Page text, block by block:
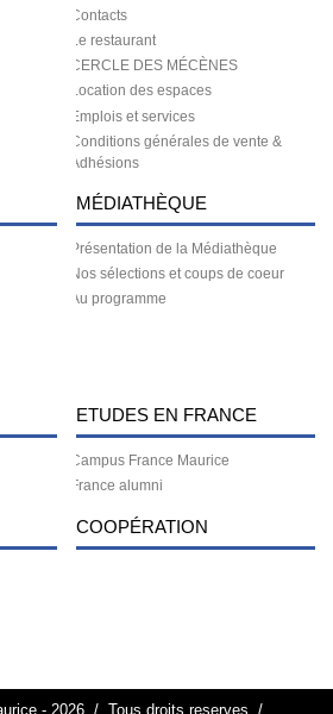
Contacts
Le restaurant
CERCLE DES MÉCÈNES
Location des espaces
Emplois et services
Conditions générales de vente &
Adhésions
MÉDIATHÈQUE
Présentation de la Médiathèque
Nos sélections et coups de coeur
Au programme
ETUDES EN FRANCE
Campus France Maurice
France alumni
COOPÉRATION
- 2026 / Tous droits reserves /